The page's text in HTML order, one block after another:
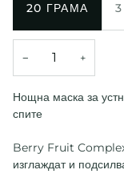
20 ГРАМА
− +
Нощна маска за
спите
Berry Fruit Complex
изглаждат и